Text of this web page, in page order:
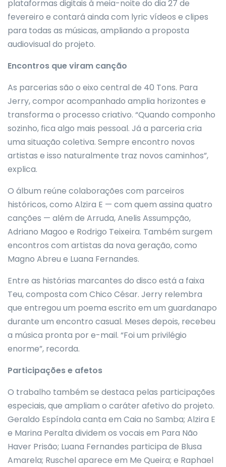
plataformas digitais à meia-noite do dia 27 de
fevereiro e contará ainda com lyric vídeos e clipes
para todas as músicas, ampliando a proposta
audiovisual do projeto.
Encontros que viram canção
As parcerias são o eixo central de 40 Tons. Para
Jerry, compor acompanhado amplia horizontes e
transforma o processo criativo. “Quando componho
sozinho, fica algo mais pessoal. Já a parceria cria
uma situação coletiva. Sempre encontro novos
artistas e isso naturalmente traz novos caminhos”,
explica.
O álbum reúne colaborações com parceiros
históricos, como Alzira E — com quem assina quatro
canções — além de Arruda, Anelis Assumpção,
Adriano Magoo e Rodrigo Teixeira. Também surgem
encontros com artistas da nova geração, como
Magno Abreu e Luana Fernandes.
Entre as histórias marcantes do disco está a faixa
Teu, composta com Chico César. Jerry relembra
que entregou um poema escrito em um guardanapo
durante um encontro casual. Meses depois, recebeu
a música pronta por e-mail. “Foi um privilégio
enorme”, recorda.
Participações e afetos
O trabalho também se destaca pelas participações
especiais, que ampliam o caráter afetivo do projeto.
Geraldo Espíndola canta em Caia no Samba; Alzira E
e Marina Peralta dividem os vocais em Para Não
Haver Prisão; Luana Fernandes participa de Blusa
Amarela; Ruschel aparece em Me Queira; e Raphael